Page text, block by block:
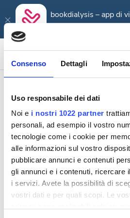
Consenso Dettagli
Uso responsabile dei dati
Noi e i nostri 1022 partner
personali, ad esempio il vostro
tecnologie come i cookie per
alle informazioni sul vostro
pubblicare annunci e contenuti
gli annunci e i contenuti, ricercare
i servizi. Avete la possibilità di
vostri dati e per quali scopi. Le
bookdialysis – app di
Prenota la tua dialisi in 3
Hai dimenticato la
Nessun problema! Ti invieremo
reimpostazione che utilizzerai
password.
Indirizzo email